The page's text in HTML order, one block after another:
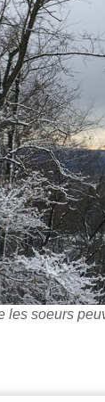
les soeurs